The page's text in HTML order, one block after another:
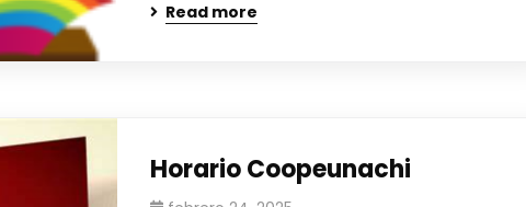
Read more
Horario Coopeunachi